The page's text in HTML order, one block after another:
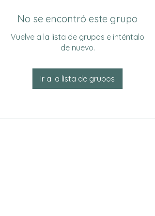
No se encontró este grupo
Vuelve a la lista de grupos e inténtalo
de nuevo.
Ir a la lista de grupos